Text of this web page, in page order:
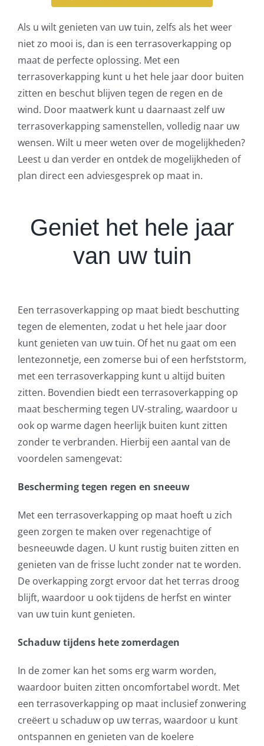
Als u wilt genieten van uw tuin, zelfs als het weer
niet zo mooi is, dan is een terrasoverkapping op
maat de perfecte oplossing. Met een
terrasoverkapping kunt u het hele jaar door buiten
zitten en beschut blijven tegen de regen en de
wind. Door maatwerk kunt u daarnaast zelf uw
terrasoverkapping samenstellen, volledig naar uw
wensen. Wilt u meer weten over de mogelijkheden?
Leest u dan verder en ontdek de mogelijkheden of
plan direct een adviesgesprek op maat in.
Geniet het hele jaar
van uw tuin
Een terrasoverkapping op maat biedt beschutting
tegen de elementen, zodat u het hele jaar door
kunt genieten van uw tuin. Of het nu gaat om een
lentezonnetje, een zomerse bui of een herfststorm,
met een terrasoverkapping kunt u altijd buiten
zitten. Bovendien biedt een terrasoverkapping op
maat bescherming tegen UV-straling, waardoor u
ook op warme dagen heerlijk buiten kunt zitten
zonder te verbranden. Hierbij een aantal van de
voordelen samengevat:
Bescherming tegen regen en sneeuw
Met een terrasoverkapping op maat hoeft u zich
geen zorgen te maken over regenachtige of
besneeuwde dagen. U kunt rustig buiten zitten en
genieten van de frisse lucht zonder nat te worden.
De overkapping zorgt ervoor dat het terras droog
blijft, waardoor u ook tijdens de herfst en winter
van uw tuin kunt genieten.
Schaduw tijdens hete zomerdagen
In de zomer kan het soms erg warm worden,
waardoor buiten zitten oncomfortabel wordt. Met
een terrasoverkapping op maat inclusief zonwering
creëert u schaduw op uw terras, waardoor u kunt
ontspannen en genieten van de koelere